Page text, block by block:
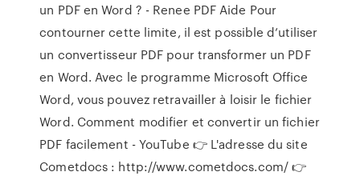
un PDF en Word ? - Renee PDF Aide Pour
contourner cette limite, il est possible d’utiliser
un convertisseur PDF pour transformer un PDF
en Word. Avec le programme Microsoft Office
Word, vous pouvez retravailler à loisir le fichier
Word. Comment modifier et convertir un fichier
PDF facilement - YouTube 👉 L'adresse du site
Cometdocs : http://www.cometdocs.com/ 👉